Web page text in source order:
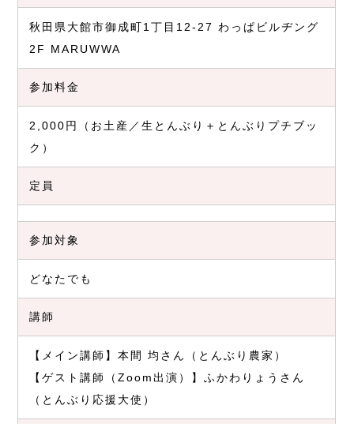
秋田県大館市御成町1丁目12-27 わっぱビルヂング
2F MARUWWA
参加料金
2,000円（お土産／生とんぶり＋とんぶりプチブッ
ク）
定員
参加対象
どなたでも
講師
【メイン講師】本間 均さん（とんぶり農家）
【ゲスト講師（Zoom出演）】ふかわりょうさん
（とんぶり応援大使）